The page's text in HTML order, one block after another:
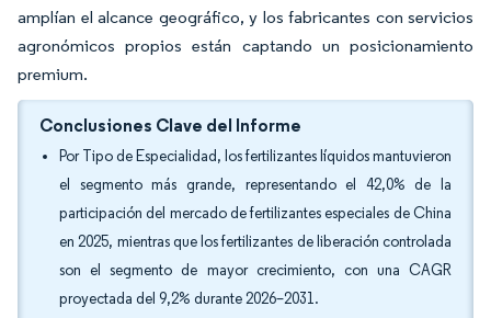
amplían el alcance geográfico, y los fabricantes con servicios
agronómicos propios están captando un posicionamiento
premium.
Conclusiones Clave del Informe
Por Tipo de Especialidad, los fertilizantes líquidos mantuvieron
el segmento más grande, representando el 42,0% de la
participación del mercado de fertilizantes especiales de China
en 2025, mientras que los fertilizantes de liberación controlada
son el segmento de mayor crecimiento, con una CAGR
proyectada del 9,2% durante 2026–2031.